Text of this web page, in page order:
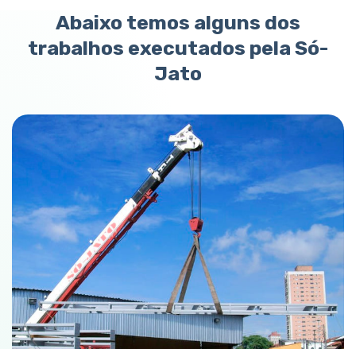
Abaixo temos alguns dos
trabalhos executados pela Só-
Jato